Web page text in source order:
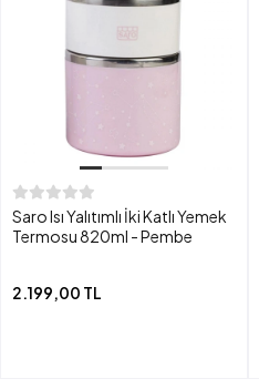
Saro Isı Yalıtımlı İki Katlı Yemek
Termosu 820ml - Pembe
2.199,00 TL